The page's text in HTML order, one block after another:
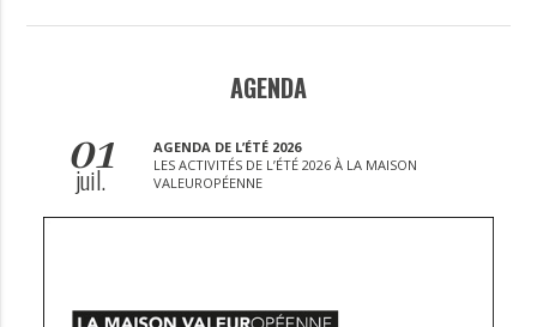
AGENDA
01
juil.
AGENDA DE L’ÉTÉ 2026
LES ACTIVITÉS DE L’ÉTÉ 2026 À LA MAISON
VALEUROPÉENNE